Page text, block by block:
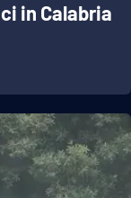
in Calabria